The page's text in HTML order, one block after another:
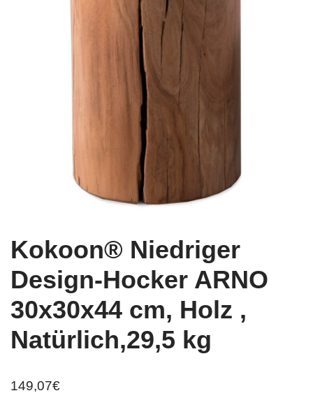
Kokoon® Niedriger
Design-Hocker ARNO
30x30x44 cm, Holz ,
Natürlich,29,5 kg
149,07€